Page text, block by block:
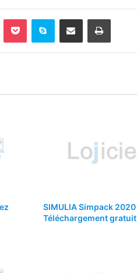
Pocket Skype Partager par email Imprimer
SIMULIA Simpack 2020
Téléchargement gratuit